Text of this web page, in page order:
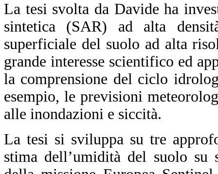
La tesi svolta da Davide ha
sintetica (SAR) ad alta
superficiale del suolo ad alta
grande interesse scientifico ed
la comprensione del ciclo
esempio, le previsioni
alle inondazioni e siccità.
La tesi si sviluppa su tre
stima dell’umidità del suolo